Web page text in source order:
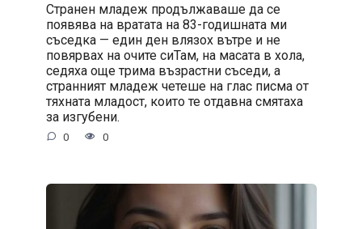
Странен младеж продължаваше да се
появява на вратата на 83-годишната ми
съседка — един ден влязох вътре и не
повярвах на очите сиТам, на масата в хола,
седяха още трима възрастни съседи, а
странният младеж четеше на глас писма от
тяхната младост, които те отдавна смятаха
за изгубени.
0 0